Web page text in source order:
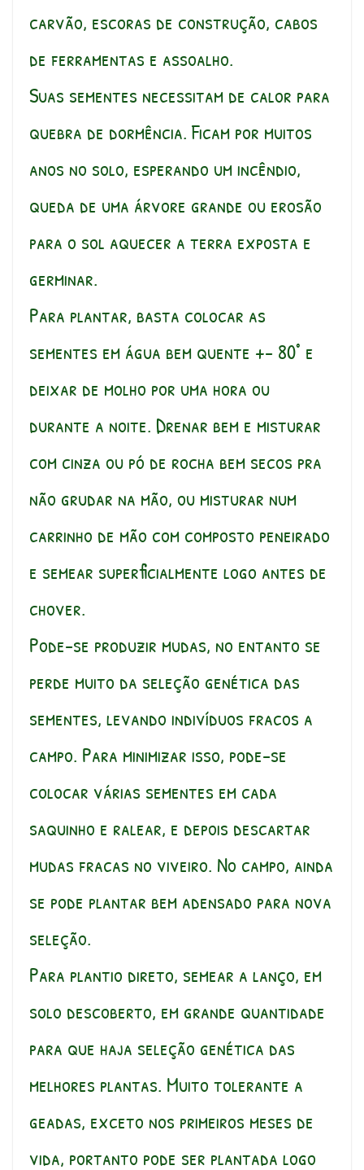
carvão, escoras de construção, cabos
de ferramentas e assoalho.
Suas sementes necessitam de calor para
quebra de dormência. Ficam por muitos
anos no solo, esperando um incêndio,
queda de uma árvore grande ou erosão
para o sol aquecer a terra exposta e
germinar.
Para plantar, basta colocar as
sementes em água bem quente +- 80° e
deixar de molho por uma hora ou
durante a noite. Drenar bem e misturar
com cinza ou pó de rocha bem secos pra
não grudar na mão, ou misturar num
carrinho de mão com composto peneirado
e semear superficialmente logo antes de
chover.
Pode-se produzir mudas, no entanto se
perde muito da seleção genética das
sementes, levando indivíduos fracos a
campo. Para minimizar isso, pode-se
colocar várias sementes em cada
saquinho e ralear, e depois descartar
mudas fracas no viveiro. No campo, ainda
se pode plantar bem adensado para nova
seleção.
Para plantio direto, semear a lanço, em
solo descoberto, em grande quantidade
para que haja seleção genética das
melhores plantas. Muito tolerante a
geadas, exceto nos primeiros meses de
vida, portanto pode ser plantada logo